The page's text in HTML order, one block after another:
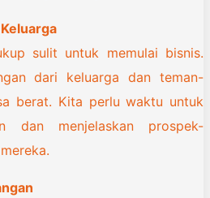
sulit untuk memulai bisnis.
dari keluarga dan teman-
berat. Kita perlu waktu untuk
dan menjelaskan prospek-